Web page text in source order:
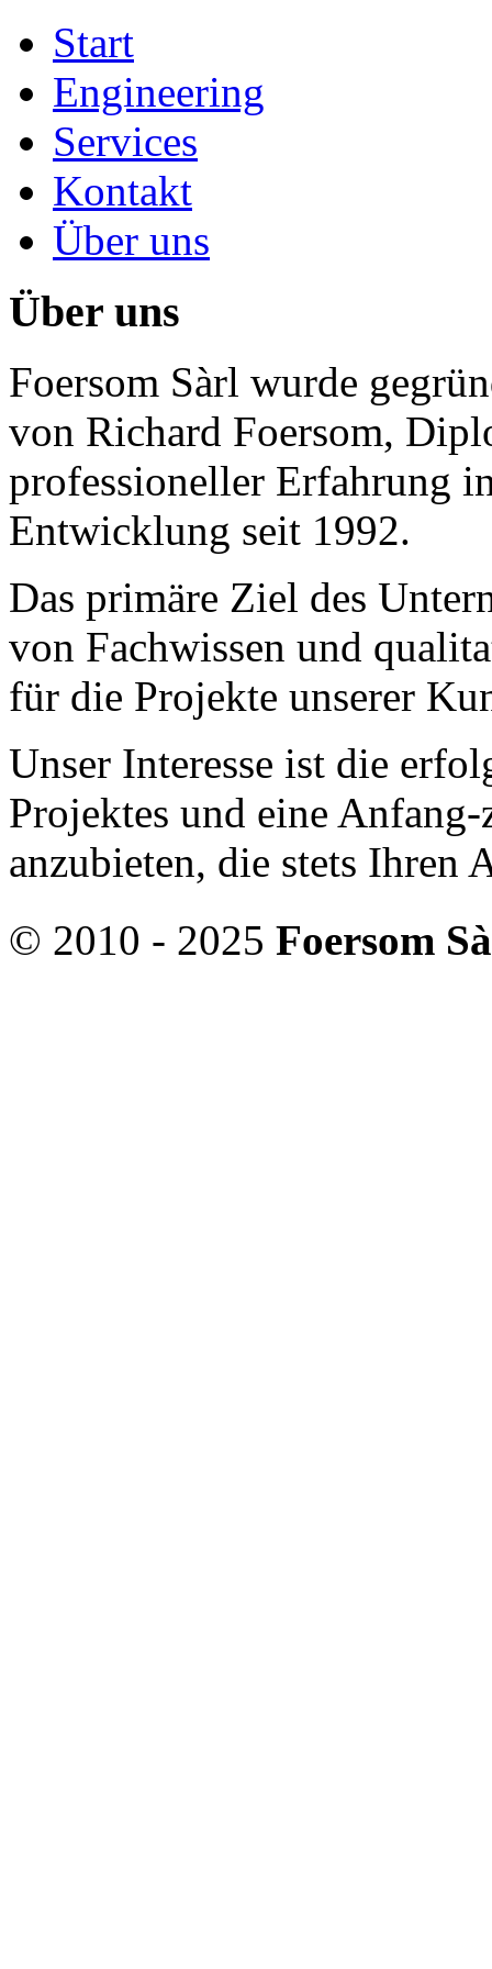
Start
Engineering
Services
Kontakt
Über uns
Über uns
Foersom Sàrl wurde
von Richard Foersom,
professioneller Erfahrung
Entwicklung seit 1992.
Das primäre Ziel des
von Fachwissen und
für die Projekte unserer
Unser Interesse ist die
Projektes und eine
anzubieten, die stets Ihren
© 2010 - 2025 Foersom